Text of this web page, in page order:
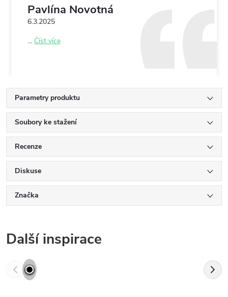
Pavlína Novotná
6.3.2025
... Číst více
Parametry produktu
Soubory ke stažení
Recenze
Diskuse
Značka
Další inspirace